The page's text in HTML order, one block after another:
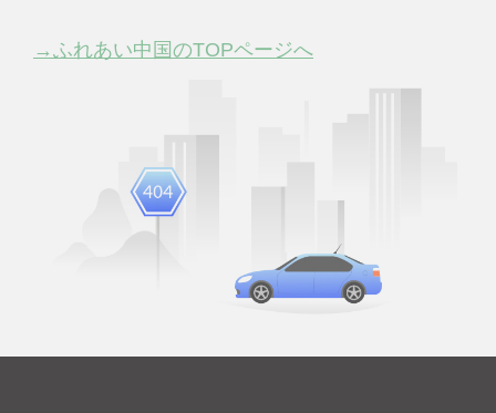
→ふれあい中国のTOPページへ